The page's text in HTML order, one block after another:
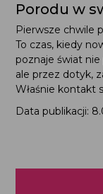
Porodu w
Pierwsze chwile
To czas, kiedy
poznaje świat nie
ale przez dotyk,
Właśnie kontakt
Data publikacji: